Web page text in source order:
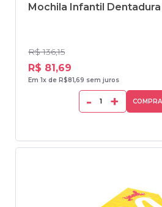
Mochila Infantil Dentadura
R$ 136,15
R$ 81,69
Em 1x de R$81,69 sem juros
- +